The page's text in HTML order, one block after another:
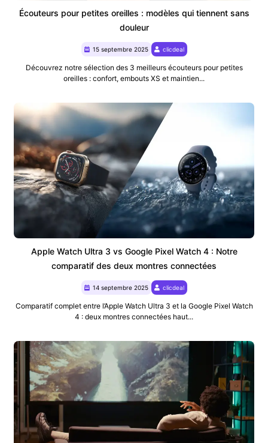
Écouteurs pour petites oreilles : modèles qui tiennent sans
douleur
15 septembre 2025 clicdeal
Découvrez notre sélection des 3 meilleurs écouteurs pour petites
oreilles : confort, embouts XS et maintien...
Apple Watch Ultra 3 vs Google Pixel Watch 4 : Notre
comparatif des deux montres connectées
14 septembre 2025 clicdeal
Comparatif complet entre l’Apple Watch Ultra 3 et la Google Pixel Watch
4 : deux montres connectées haut...